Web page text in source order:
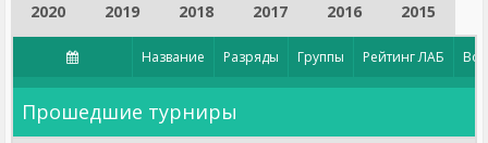
2020 2019 2018 2017 2016 2015
Название Разряды Группы Рейтинг ЛАБ
Прошедшие турниры